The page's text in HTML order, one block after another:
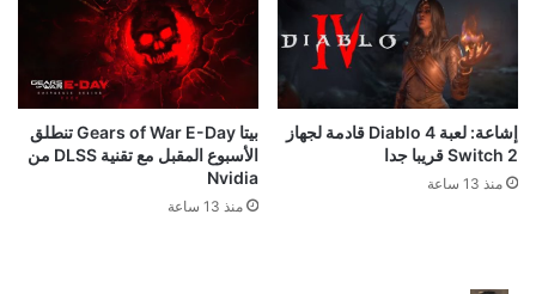
إشاعة: لعبة Diablo 4 قادمة لجهاز
Switch 2 قريبا جدا
منذ 13 ساعة
بيتا Gears of War E-Day تنطلق
الأسبوع المقبل مع تقنية DLSS من
Nvidia
منذ 13 ساعة